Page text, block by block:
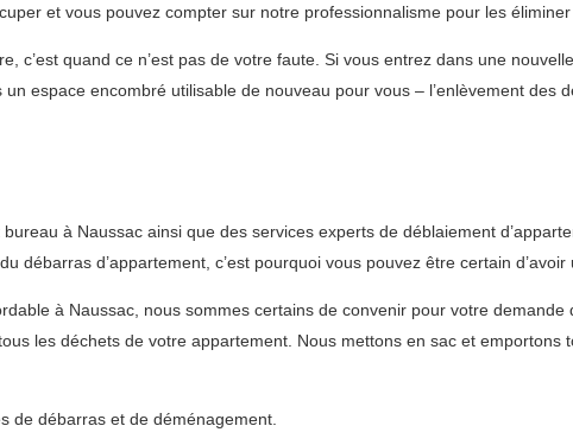
et vous pouvez compter sur notre professionnalisme pour les
c’est quand ce n’est pas de votre faute. Si vous entrez dans une
espace encombré utilisable de nouveau pour vous – l’enlèvement des
à Naussac ainsi que des services experts de déblaiement
débarras d’appartement, c’est pourquoi vous pouvez être certain
à Naussac, nous sommes certains de convenir pour votre
les déchets de votre appartement. Nous mettons en sac et
de débarras et de déménagement.